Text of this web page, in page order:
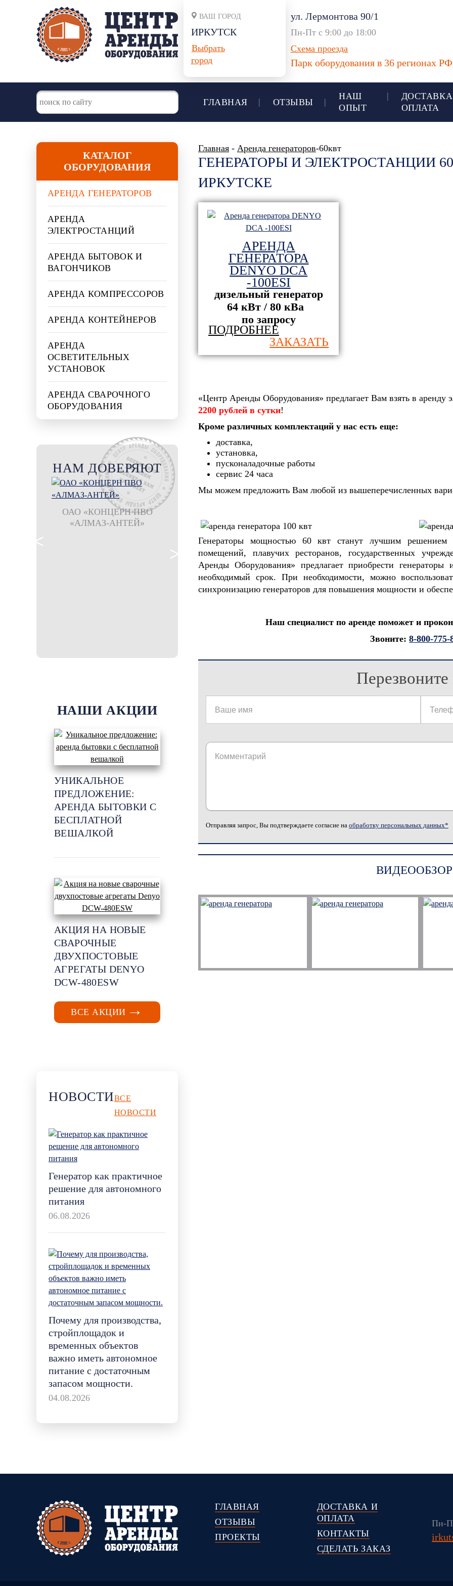
ВАШ ГОРОД
ИРКУТСК
Выбрать
город
ул. Лермонтова 90/1
Пн-Пт с 9:00 до 18:00
Схема проезда
Парк оборудования в 36 регионах РФ
ГЛАВНАЯ ОТЗЫВЫ
НАШ
ОПЫТ
ОПЛАТА
КАТАЛОГ
ОБОРУДОВАНИЯ
АРЕНДА ГЕНЕРАТОРОВ
АРЕНДА
ЭЛЕКТРОСТАНЦИЙ
АРЕНДА БЫТОВОК И
ВАГОНЧИКОВ
АРЕНДА КОМПРЕССОРОВ
АРЕНДА КОНТЕЙНЕРОВ
АРЕНДА
ОСВЕТИТЕЛЬНЫХ
УСТАНОВОК
АРЕНДА СВАРОЧНОГО
ОБОРУДОВАНИЯ
НАМ ДОВЕРЯЮТ
ОАО «КОНЦЕРН ПВО
«АЛМАЗ-АНТЕЙ»
филиал ООО "Тиссен
рудника СКРУ-2
НАШИ АКЦИИ
УНИКАЛЬНОЕ
ПРЕДЛОЖЕНИЕ:
АРЕНДА БЫТОВКИ С
БЕСПЛАТНОЙ
ВЕШАЛКОЙ
АКЦИЯ НА НОВЫЕ
СВАРОЧНЫЕ
ДВУХПОСТОВЫЕ
АГРЕГАТЫ DENYO
DCW-480ESW
ВСЕ АКЦИИ
НОВОСТИВСЕ
НОВОСТИ
Генератор как практичное
решение для автономного
питания
06.08.2026
Почему для производства,
стройплощадок и
временных объектов
важно иметь автономное
питание с достаточным
запасом мощности.
04.08.2026
Главная - Аренда генераторов-60квт
ГЕНЕРАТОРЫ И ЭЛЕКТРОСТАНЦИИ
ИРКУТСКЕ
АРЕНДА
ГЕНЕРАТОРА
DENYO DCA
-100ESI
дизельный генератор
64 кВт / 80 кВа
по запросу
ПОДРОБНЕЕ
ЗАКАЗАТЬ
«Центр Аренды Оборудования» предлагает Вам взять в
2200 рублей в сутки!
Кроме различных комплектаций у нас есть еще:
доставка,
установка,
пусконаладочные работы
сервис 24 часа
Мы можем предложить Вам любой из вышеперечисленных
Генераторы мощностью 60 квт станут лучшим решением
помещений, плавучих ресторанов, государственных
Аренды Оборудования» предлагает приобрести
необходимый срок. При необходимости, можно
синхронизацию генераторов для повышения мощности и
Наш специалист по аренде поможет и
Звоните: 8-800-775-
Отправляя запрос, Вы подтверждаете согласие на обработку персональных данных*
ГЛАВНАЯ
ОТЗЫВЫ
ПРОЕКТЫ
ДОСТАВКА И
ОПЛАТА
КОНТАКТЫ
СДЕЛАТЬ ЗАКАЗ
Пн-